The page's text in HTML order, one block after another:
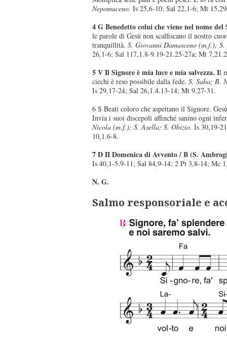
Nepomuceno. Is 25,6-10; Sal 22,1-6; Mt
4 G Benedetto colui che viene nel nome del
le parole di Gesù non scalfiscano il nostro
tranquillità. S. Giovanni Damasceno (m.f.);
26,1-6; Sal 117,1.8-9.19-21.25-27a; Mt
5 V Il Signore è mia luce e mia salvezza. Il
ciechi è reso possibile dalla fede. S. Saba; B.
Is 29,17-24; Sal 26,1.4.13-14; Mt 9,27-31.
6 S Beati coloro che aspettano il Signore.
Invia i suoi discepoli affinché sanino ogni
Nicola (m.f.); S. Asella; S. Obizio. Is 30,19-
10,1.6-8.
7 D II Domenica di Avvento / B (S.
Is 40,1-5.9-11; Sal 84,9-14; 2 Pt 3,8-14; Mc
N. G.
Salmo responsoriale e